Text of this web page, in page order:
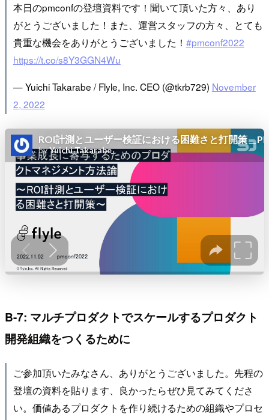
本日のpmconfの登壇資料です！聞いて頂いた方々、あり
がとうございました！また、運営スタッフの方々、とても
貴重な機会をありがとうございました！ #pmconf2022
https://t.co/s8Y3GGN4Wu
— Yuichi Takarabe / Flyle, Inc. CEO (@tkrb729) November
2, 2022
B-7: マルチプロダクトでスケールするプロダクト
開発組織をつくるために
ご参加頂いたみなさん、ありがとうございました。先程の
登壇の資料を貼ります、良かったらぜひ見てみてくださ
い。価値あるプロダクトを作り続けるための組織やプロセ